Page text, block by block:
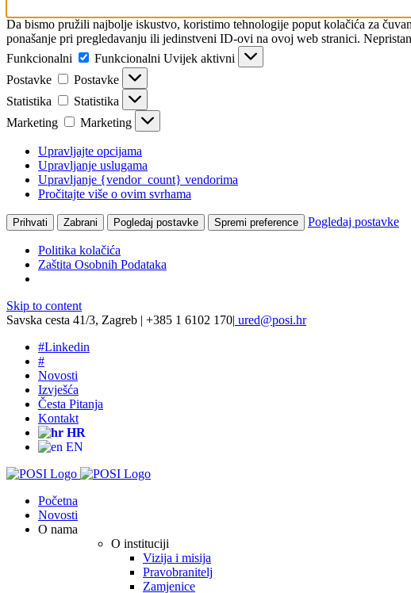
Da bismo pružili najbolje iskustvo, koristimo tehnologije poput kolačića za
ponašanje pri pregledavanju ili jedinstveni ID-ovi na ovoj web stranici.
Funkcionalni
Funkcionalni Uvijek aktivni
Postavke
Postavke
Statistika
Statistika
Marketing
Marketing
Upravljajte opcijama
Upravljanje uslugama
Upravljanje {vendor_count} vendorima
Pročitajte više o ovim svrhama
Prihvati Zabrani Pogledaj postavke Spremi preference Pogledaj postavke
Politika kolačića
Zaštita Osobnih Podataka
Skip to content
Savska cesta 41/3, Zagreb | +385 1 6102 170| ured@posi.hr
#Linkedin
#
Novosti
Izvješća
Česta Pitanja
Kontakt
HR
EN
Početna
Novosti
O nama
O instituciji
Vizija i misija
Pravobranitelj
Zamjenice